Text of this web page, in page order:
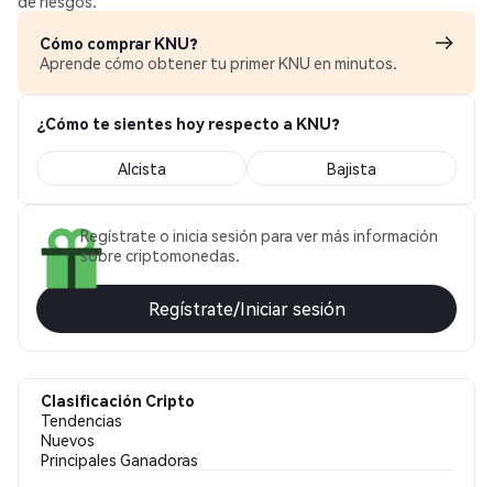
Cómo comprar KNU?
Aprende cómo obtener tu primer KNU en minutos.
¿Cómo te sientes hoy respecto a KNU?
Alcista Bajista
Regístrate o inicia sesión para ver más información
sobre criptomonedas.
Regístrate/Iniciar sesión
Clasificación Cripto
Tendencias
Nuevos
Principales Ganadoras